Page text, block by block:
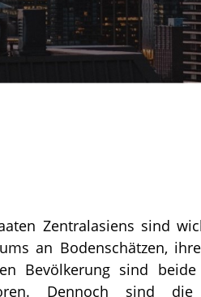
Zentralasiens sind
an Bodenschätzen,
Bevölkerung sind
Dennoch sind die